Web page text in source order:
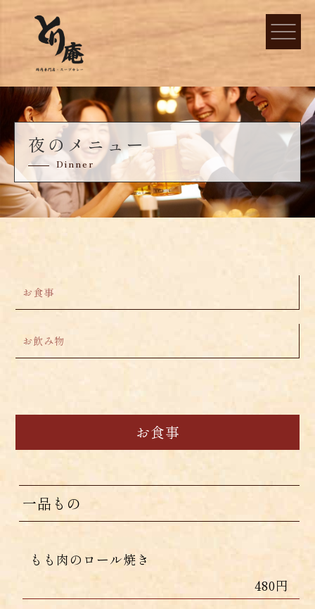
夜のメニュー
Dinner
お食事
お飲み物
お食事
一品もの
もも肉のロール焼き
480円